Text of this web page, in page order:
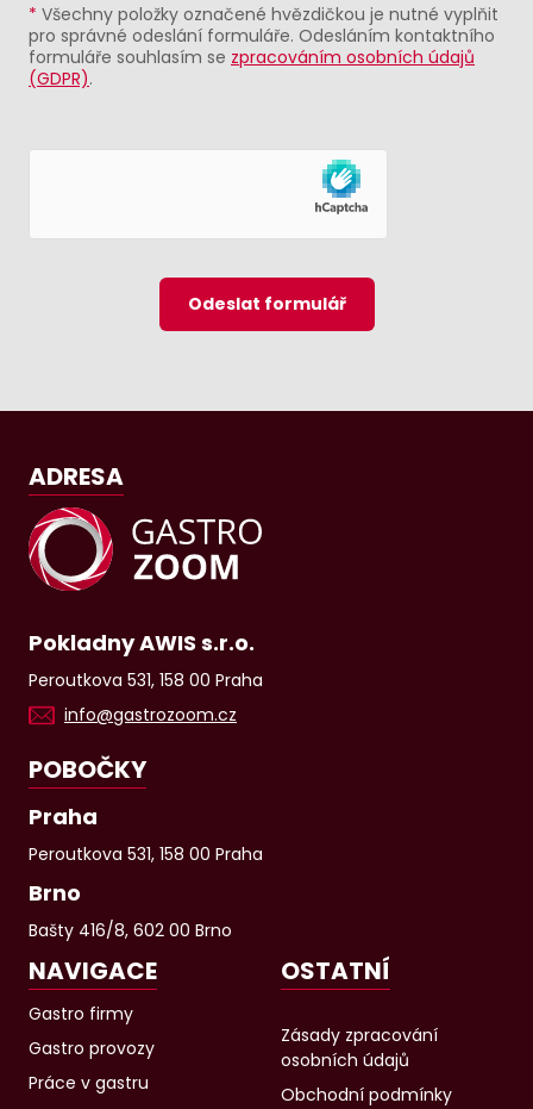
* Všechny položky označené hvězdičkou je nutné vyplňit
pro správné odeslání formuláře. Odesláním kontaktního
formuláře souhlasím se zpracováním osobních údajů
(GDPR).
Odeslat formulář
ADRESA
Pokladny AWIS s.r.o.
Peroutkova 531, 158 00 Praha
info@gastrozoom.cz
POBOČKY
Praha
Peroutkova 531, 158 00 Praha
Brno
Bašty 416/8, 602 00 Brno
NAVIGACE
Gastro firmy
Gastro provozy
Práce v gastru
OSTATNÍ
Zásady zpracování
osobních údajů
Obchodní podmínky